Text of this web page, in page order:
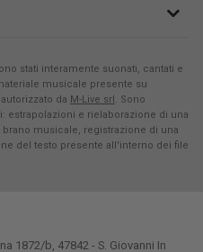
stati interamente suonati, cantati e
musicale presente su
da M-Live srl. Sono
estrapolazioni e rielaborazione di una
musicale, registrazione di una
del testo presente all'interno dei file
1872/b, 47842 - S. Giovanni In